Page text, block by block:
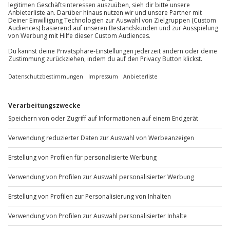
Unwetterbedingungen behält sich der
Veranstalter das Recht vor, die Route der
Schifffahrt zu ändern oder zu stornieren
Parkplatz
Mo-Fr: 8-20 Uhr | Sa: 10-16 Uhr
Du möchtest als Firma bestellen?
Sichere Dir attraktive Firmenkunden Vorteile.
Mo-Fr: 9-17 Uhr
b2b@jochen-schweizer.de
www.b2b.jochen-schweizer.de/
Artikelnummer: 65231
Andere Produkte entdecken